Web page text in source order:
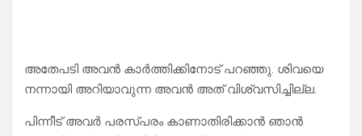
അതേപടി അവൻ കാർത്തിക്കിനോട് പറഞ്ഞു. ശിവയെ
നന്നായി അറിയാവുന്ന അവൻ അത് വിശ്വസിച്ചില്ല.
പിന്നീട് അവർ പരസ്പരം കാണാതിരിക്കാൻ ഞാൻ